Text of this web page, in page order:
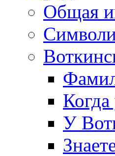
Общая
У